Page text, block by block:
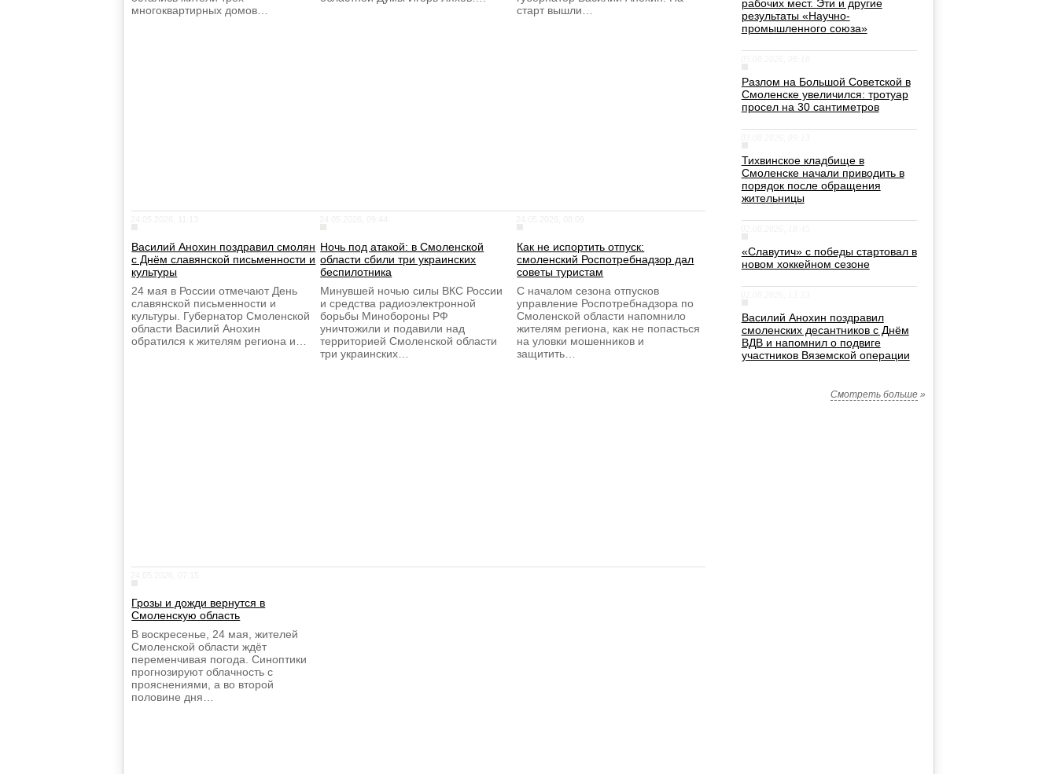
многоквартирных домов…
старт вышли…
Василий Анохин поздравил смолян
с Днём славянской письменности и
культуры
24 мая в России отмечают День
славянской письменности и
культуры. Губернатор Смоленской
области Василий Анохин
обратился к жителям региона и…
Ночь под атакой: в Смоленской
области сбили три украинских
беспилотника
Минувшей ночью силы ВКС России
и средства радиоэлектронной
борьбы Минобороны РФ
уничтожили и подавили над
территорией Смоленской области
три украинских…
Как не испортить отпуск:
смоленский Роспотребнадзор дал
советы туристам
С началом сезона отпусков
управление Роспотребнадзора по
Смоленской области напомнило
жителям региона, как не попасться
на уловки мошенников и
защитить…
Грозы и дожди вернутся в
Смоленскую область
В воскресенье, 24 мая, жителей
Смоленской области ждёт
переменчивая погода. Синоптики
прогнозируют облачность с
прояснениями, а во второй
половине дня…
рабочих мест. Эти и другие
результаты «Научно-
промышленного союза»
Разлом на Большой Советской в
Смоленске увеличился: тротуар
просел на 30 сантиметров
Тихвинское кладбище в
Смоленске начали приводить в
порядок после обращения
жительницы
«Славутич» с победы стартовал в
новом хоккейном сезоне
Василий Анохин поздравил
смоленских десантников с Днём
ВДВ и напомнил о подвиге
участников Вяземской операции
Смотреть больше»